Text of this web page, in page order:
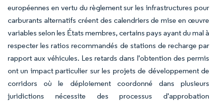
européennes en vertu du règlement sur les infrastructures pour
carburants alternatifs créent des calendriers de mise en œuvre
variables selon les États membres, certains pays ayant du mal à
respecter les ratios recommandés de stations de recharge par
rapport aux véhicules. Les retards dans l'obtention des permis
ont un impact particulier sur les projets de développement de
corridors où le déploiement coordonné dans plusieurs
juridictions nécessite des processus d'approbation